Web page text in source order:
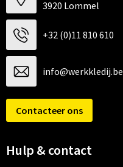
3920 Lommel
+32 (0)11 810 610
info@werkkledij.be
Contacteer ons
Hulp & contact